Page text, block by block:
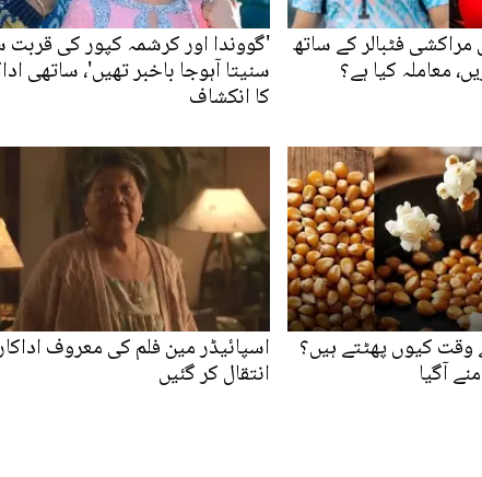
فٹبالر کے ساتھ
معاملہ کیا ہے؟
'گووندا اور کرشمہ کپور کی
سنیتا آہوجا باخبر تھیں'، ساتھی
کا انکشاف
وقت کیوں پھٹتے ہیں؟
آگیا
اسپائیڈر مین فلم کی معروف
انتقال کر گئیں